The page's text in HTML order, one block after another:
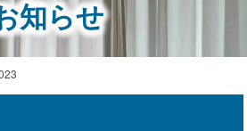
知らせ